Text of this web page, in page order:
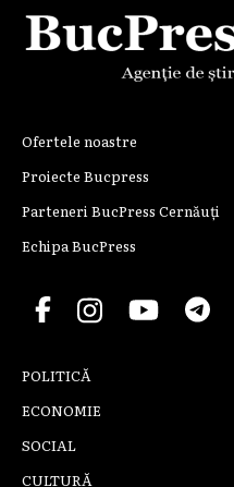
Ofertele noastre
Proiecte Bucpress
Parteneri BucPress Cernăuți
Echipa BucPress
POLITICĂ
ECONOMIE
SOCIAL
CULTURĂ